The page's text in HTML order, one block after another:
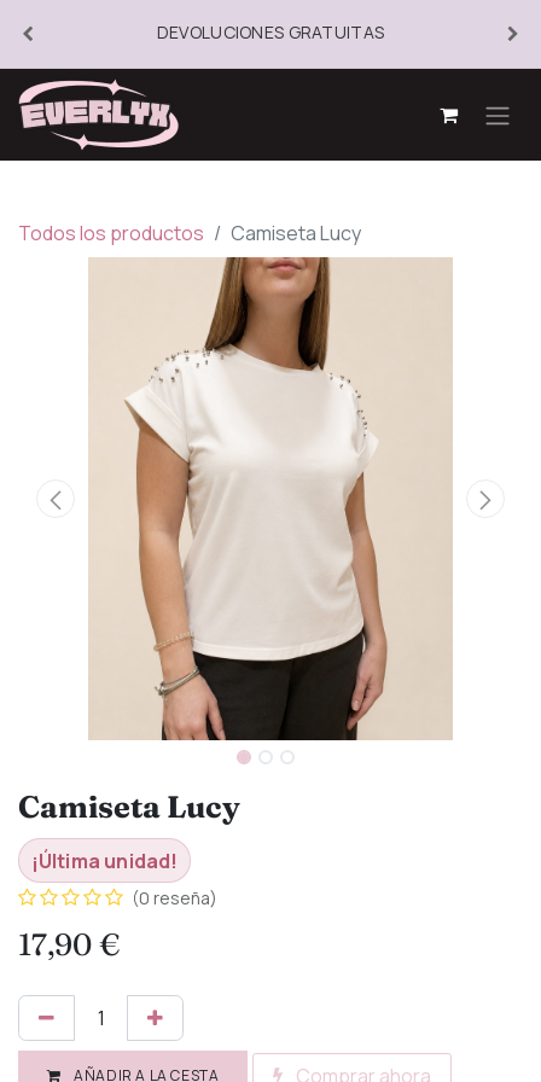
DEVOLUCIONES GRATUITAS
Todos los productos Camiseta Lucy
Camiseta Lucy
¡Última unidad!
(0 reseña)
17,90€
AÑADIR A LA CESTA Comprar ahora